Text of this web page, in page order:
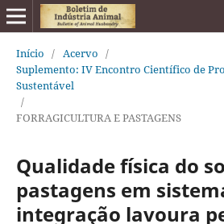
Início / Acervo /
Suplemento: IV Encontro Científico de
Sustentável
/
FORRAGICULTURA E PASTAGENS
Qualidade física do
pastagens em
integração lavoura